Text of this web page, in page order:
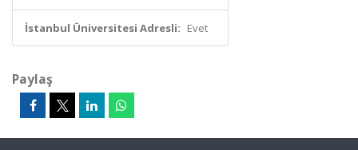
İstanbul Üniversitesi Adresli: Evet
Paylaş